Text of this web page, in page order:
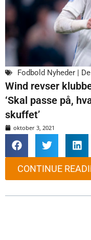
Fodbold Nyheder |
Wind revser
‘Skal passe på,
skuffet’
oktober 3, 2021
CONTINUE